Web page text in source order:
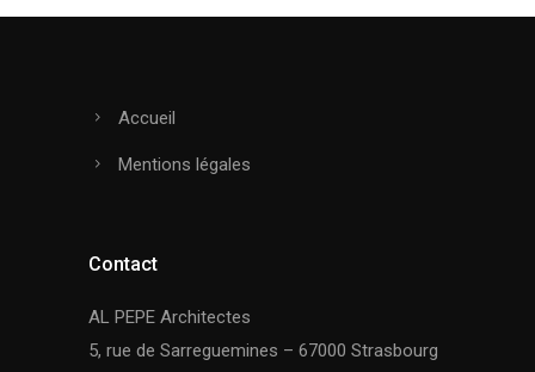
Accueil
Mentions légales
Contact
AL PEPE Architectes
5, rue de Sarreguemines – 67000 Strasbourg